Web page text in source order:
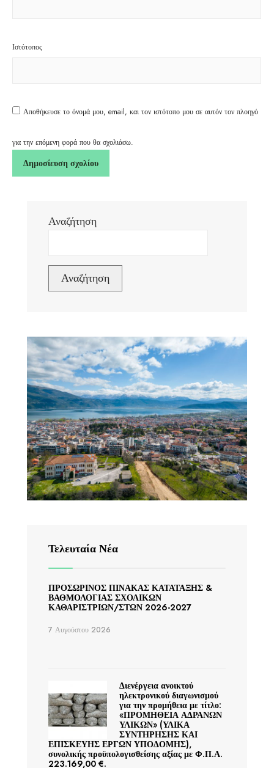
Ιστότοπος
Αποθήκευσε το όνομά μου, email, και τον ιστότοπο μου σε αυτόν τον πλοηγό
για την επόμενη φορά που θα σχολιάσω.
Αναζήτηση
Αναζήτηση
Τελευταία Νέα
ΠΡΟΣΩΡΙΝΟΣ ΠΙΝΑΚΑΣ ΚΑΤΑΤΑΞΗΣ &
ΒΑΘΜΟΛΟΓΙΑΣ ΣΧΟΛΙΚΩΝ
ΚΑΘΑΡΙΣΤΡΙΩΝ/ΣΤΩΝ 2026-2027
7 Αυγούστου 2026
Διενέργεια ανοικτού
ηλεκτρονικού διαγωνισμού
για την προμήθεια με τίτλο:
«ΠΡΟΜΗΘΕΙΑ ΑΔΡΑΝΩΝ
ΥΛΙΚΩΝ» (ΥΛΙΚΑ
ΣΥΝΤΗΡΗΣΗΣ ΚΑΙ
ΕΠΙΣΚΕΥΗΣ ΕΡΓΩΝ ΥΠΟΔΟΜΗΣ),
συνολικής προϋπολογισθείσης αξίας με Φ.Π.Α.
223.169,00 €.